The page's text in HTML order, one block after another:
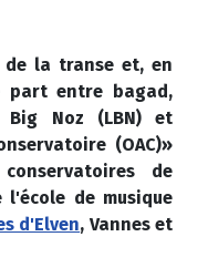
de la transe et, en
part entre bagad,
Noz (LBN) et
(OAC)»
de
l'école de musique
d'Elven, Vannes et